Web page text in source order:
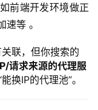
前端开发环境做正
等 。
联，但你搜索的
请求来源的代理服
换IP的代理池”。